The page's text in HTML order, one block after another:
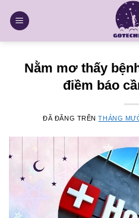
đến
Nằm mơ thấy
điềm báo
ĐÃ ĐĂNG TRÊNTHÁNG